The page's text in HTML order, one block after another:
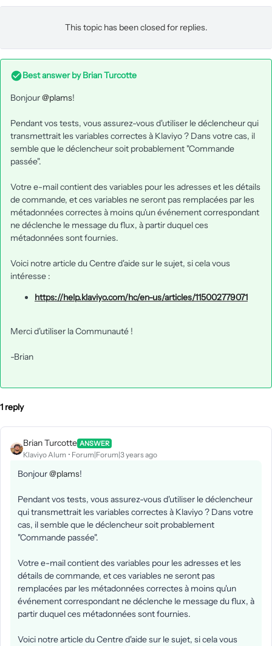
This topic has been closed for replies.
Best answer byBrian Turcotte
Bonjour@plams!
Pendant vos tests, vous assurez-vous d'utiliser le déclencheur qui
transmettrait les variables correctes à Klaviyo ? Dans votre cas, il
semble que le déclencheur soit probablement "Commande
passée".
Votre e-mail contient des variables pour les adresses et les détails
de commande, et ces variables ne seront pas remplacées par les
métadonnées correctes à moins qu'un événement correspondant
ne déclenche le message du flux, à partir duquel ces
métadonnées sont fournies.
Voici notre article du Centre d'aide sur le sujet, si cela vous
intéresse :
https://help.klaviyo.com/hc/en-us/articles/115002779071
Merci d'utiliser la Communauté !
-Brian
1 reply
Brian Turcotte ANSWER
Klaviyo Alum Forum|Forum|3 years ago
Bonjour@plams!
Pendant vos tests, vous assurez-vous d'utiliser le déclencheur
qui transmettrait les variables correctes à Klaviyo ? Dans votre
cas, il semble que le déclencheur soit probablement
"Commande passée".
Votre e-mail contient des variables pour les adresses et les
détails de commande, et ces variables ne seront pas
remplacées par les métadonnées correctes à moins qu'un
événement correspondant ne déclenche le message du flux, à
partir duquel ces métadonnées sont fournies.
Voici notre article du Centre d'aide sur le sujet, si cela vous